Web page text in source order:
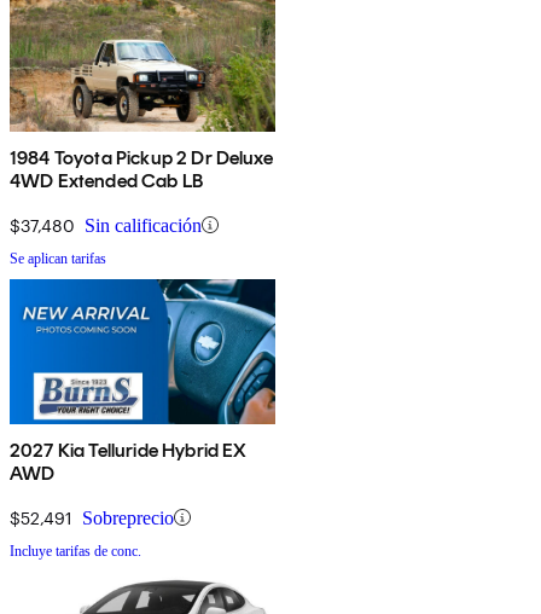
1984 Toyota Pickup 2 Dr Deluxe
4WD Extended Cab LB
$37,480 Sin calificación
Se aplican tarifas
2027 Kia Telluride Hybrid EX
AWD
$52,491 Sobreprecio
Incluye tarifas de conc.